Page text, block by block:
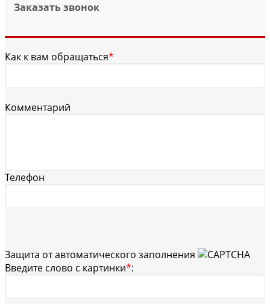
Заказать звонок
Как к вам обращаться*
Комментарий
Телефон
Защита от автоматического заполнения
Введите слово с картинки*: